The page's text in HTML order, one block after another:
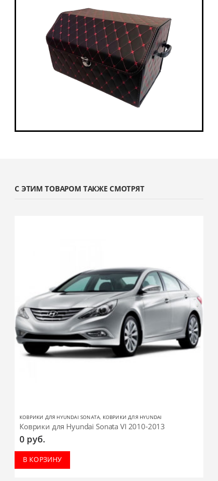
С ЭТИМ ТОВАРОМ ТАКЖЕ СМОТРЯТ
КОВРИКИ ДЛЯ HYUNDAI SONATA, КОВРИКИ ДЛЯ HYUNDAI
Коврики для Hyundai Sonata VI 2010-2013
0 руб.
В КОРЗИНУ